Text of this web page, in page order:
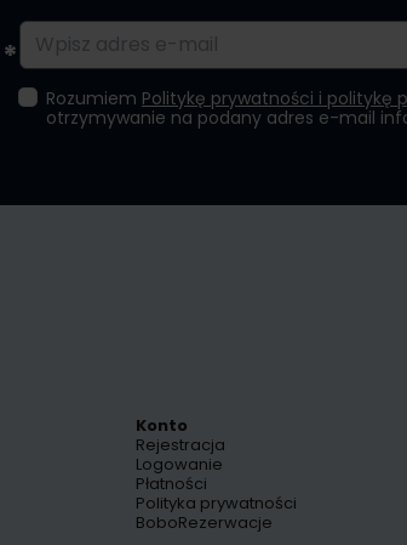
Adres e-mail
Rozumiem Politykę prywatności i politykę
otrzymywanie na podany adres e-mail
Konto
Rejestracja
Logowanie
Płatności
Polityka prywatności
BoboRezerwacje